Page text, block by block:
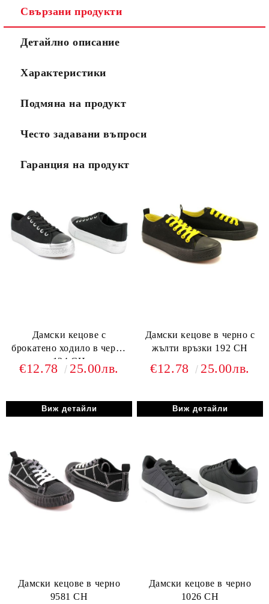
Ние ще се свържем с вас в рамките на работния ден.
Свързани продукти
Детайлно описание
Характеристики
Подмяна на продукт
Често задавани въпроси
Гаранция на продукт
Дамски кецове с
брокатено ходило в черно
124 CH
€12.78 25.00лв.
Виж детайли
Дамски кецове в черно с
жълти връзки 192 CH
€12.78 25.00лв.
Виж детайли
Дамски кецове в черно
9581 CH
Дамски кецове в черно
1026 CH